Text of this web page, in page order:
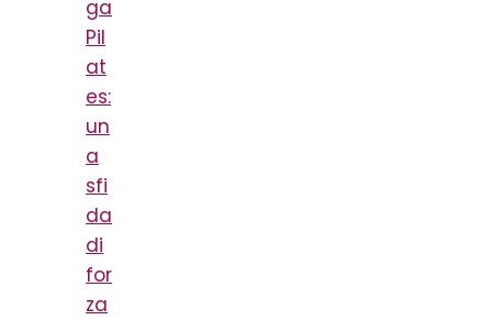
ga
Pil
at
es:
un
a
sfi
da
di
for
za